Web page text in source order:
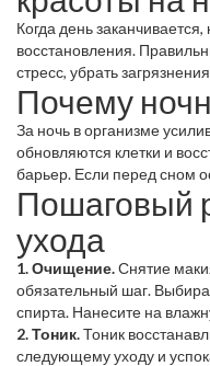
Когда день
восстановления.
стресс, убрать
– простой чек‑лист,
Почему
За ночь в организме
обновляются клетки и
барьер. Если перед сном
сухие участки, процесс
раздражения и
увлажнённый к коже
Пошаговый
ухода
1. Очищение.Снятие
обязательный шаг.
спирта. Нанесите на
тёплой водой.
2. Тоник.Тоник
следующему уходу и